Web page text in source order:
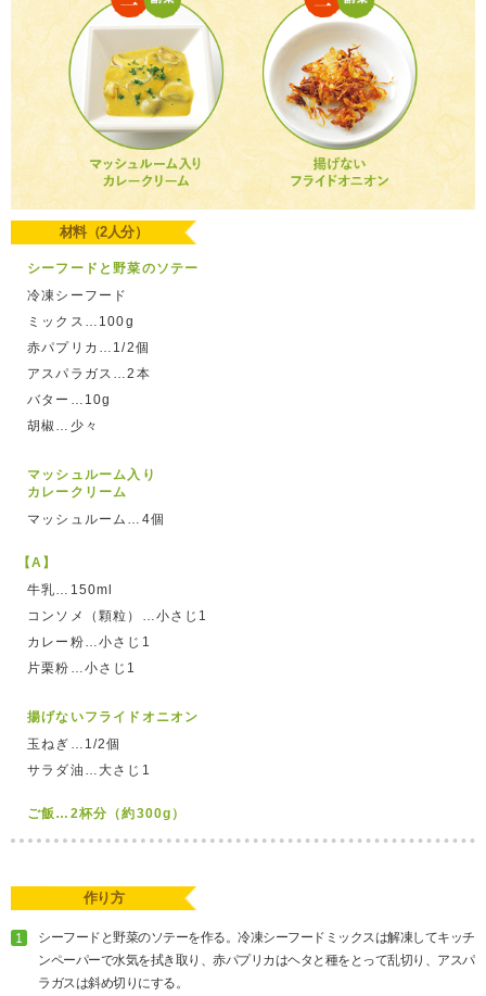
材料（2人分）
シーフードと野菜のソテー
冷凍シーフード
ミックス…100g
赤パプリカ…1/2個
アスパラガス…2本
バター…10g
胡椒…少々
マッシュルーム入り
カレークリーム
マッシュルーム…4個
【A】
牛乳…150ml
コンソメ（顆粒）…小さじ1
カレー粉…小さじ1
片栗粉…小さじ1
揚げないフライドオニオン
玉ねぎ…1/2個
サラダ油…大さじ1
ご飯…2杯分（約300g）
作り方
シーフードと野菜のソテーを作る。冷凍シーフードミックスは解凍してキッチ
ンペーパーで水気を拭き取り、赤パプリカはヘタと種をとって乱切り、アスパ
ラガスは斜め切りにする。